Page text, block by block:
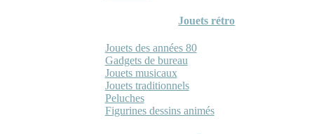
Jouets rétro
Jouets des années 80
Gadgets de bureau
Jouets musicaux
Jouets traditionnels
Peluches
Figurines dessins animés